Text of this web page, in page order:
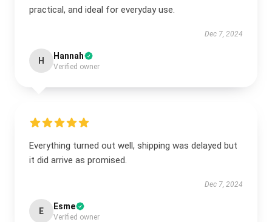
practical, and ideal for everyday use.
Dec 7, 2024
H Hannah
Verified owner
Everything turned out well, shipping was delayed but
it did arrive as promised.
Dec 7, 2024
E Esme
Verified owner